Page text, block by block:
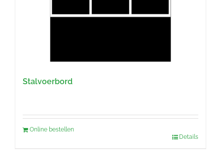
Stalvoerbord
Online bestellen
Details